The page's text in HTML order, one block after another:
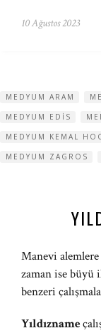
10 Ağustos 2023
MEDYUM ARAM
MEDYUM EDIS
MEDYUM KEMAL
MEDYUM ZAGROS
Manevi
zaman ise büyü
benzeri
Yıldızname